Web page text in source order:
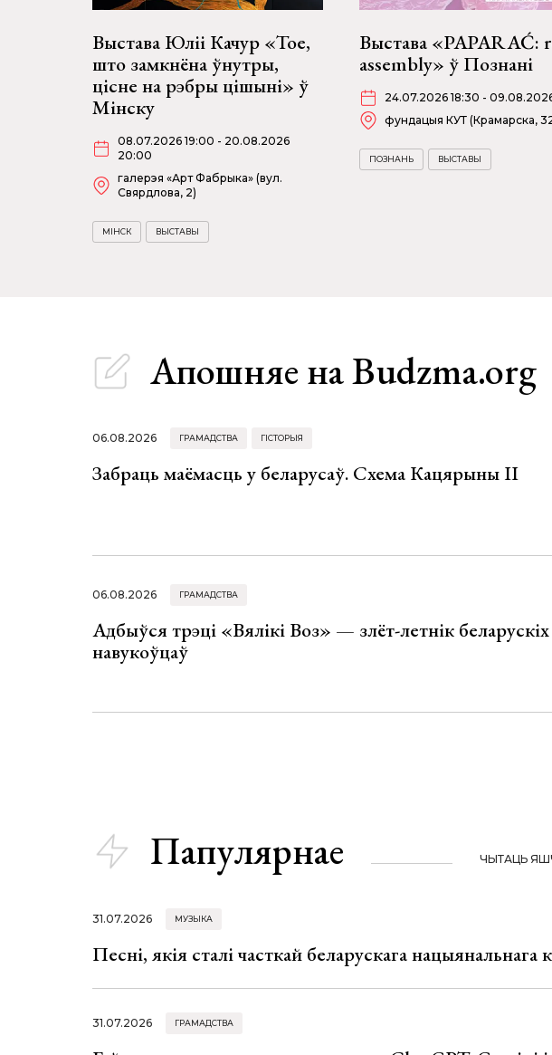
Выстава Юліі Качур «Тое,
што замкнёна ўнутры,
цісне на рэбры цішыні» ў
Мінску
08.07.2026 19:00 - 20.08.2026
20:00
галерэя «Арт Фабрыка» (вул.
Свярдлова, 2)
МІНСК ВЫСТАВЫ
Выстава «PAPARAĆ:
assembly» ў Познані
24.07.2026 18:30 -
фундацыя КУТ (Крамарска,
ПОЗНАНЬ ВЫСТАВЫ
Апошняе на Budzma.org
06.08.2026 ГРАМАДСТВА ГІСТОРЫЯ
Забраць маёмасць у беларусаў. Схема Кацярыны ІІ
06.08.2026 ГРАМАДСТВА
Адбыўся трэці «Вялікі Воз» — злёт-летнік беларускіх
навукоўцаў
Папулярнае ЧЫТАЦЬ
31.07.2026 МУЗЫКА
Песні, якія сталі часткай беларускага нацыянальнага
31.07.2026 ГРАМАДСТВА